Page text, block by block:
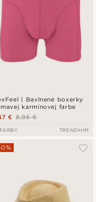
| Bavlnené boxerky
karmínovej farbe
8,95 €
€
TRENDHIM